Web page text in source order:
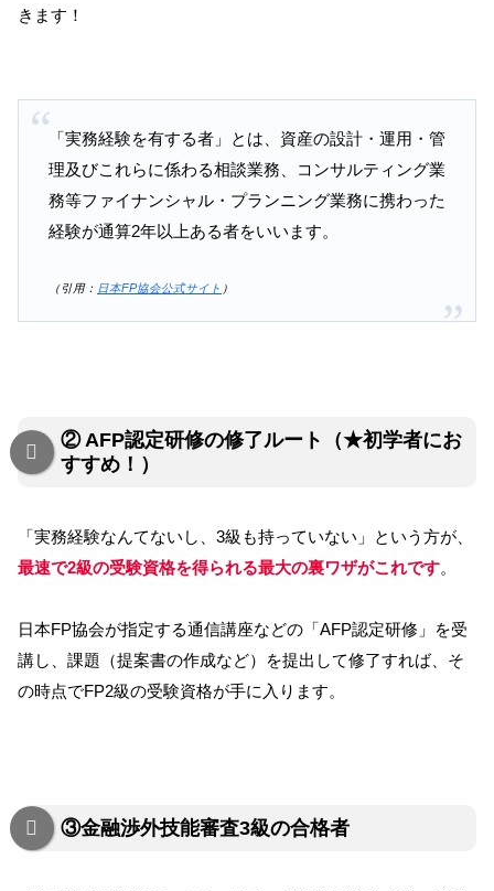
きます！
「実務経験を有する者」とは、資産の設計・運用・管
理及びこれらに係わる相談業務、コンサルティング業
務等ファイナンシャル・プランニング業務に携わった
経験が通算2年以上ある者をいいます。
（引用： 日本FP協会公式サイト ）
② AFP認定研修の修了ルート（★初学者にお
すすめ！）
「実務経験なんてないし、3級も持っていない」という方が、
最速で2級の受験資格を得られる最大の裏ワザがこれです。
日本FP協会が指定する通信講座などの「AFP認定研修」を受
講し、課題（提案書の作成など）を提出して修了すれば、そ
の時点でFP2級の受験資格が手に入ります。
③金融渉外技能審査3級の合格者